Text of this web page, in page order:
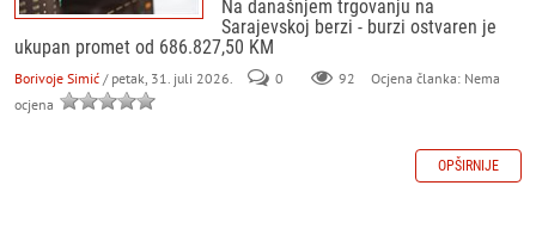
Na današnjem trgovanju na
Sarajevskoj berzi - burzi ostvaren je
ukupan promet od 686.827,50 KM
Borivoje Simić / petak, 31. juli 2026. 0 92
Ocjena članka: Nema
ocjena
OPŠIRNIJE